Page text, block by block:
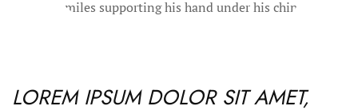
LOREM IPSUM DOLOR SIT AMET,